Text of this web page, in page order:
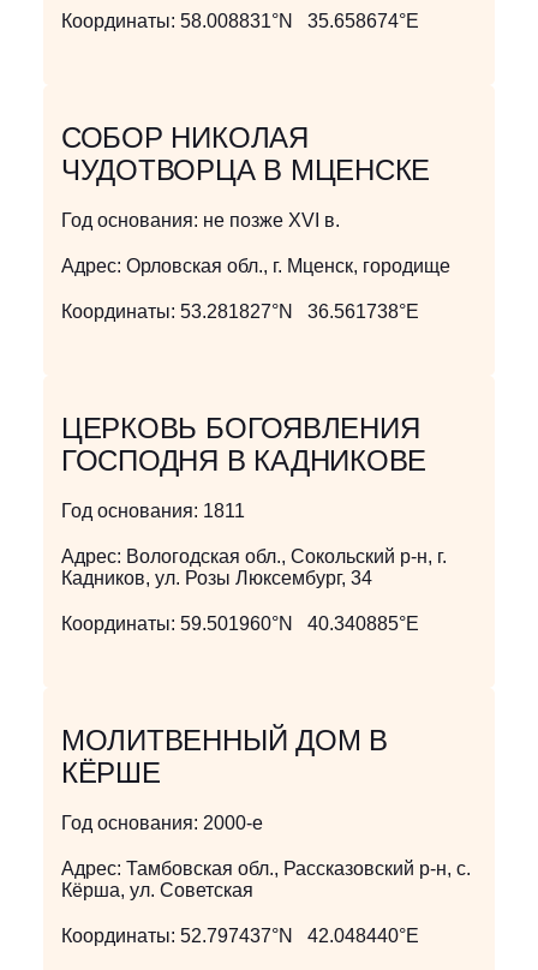
Координаты: 58.008831°N 35.658674°E
СОБОР НИКОЛАЯ
ЧУДОТВОРЦА В МЦЕНСКЕ
Год основания: не позже XVI в.
Адрес: Орловская обл., г. Мценск, городище
Координаты: 53.281827°N 36.561738°E
ЦЕРКОВЬ БОГОЯВЛЕНИЯ
ГОСПОДНЯ В КАДНИКОВЕ
Год основания: 1811
Адрес: Вологодская обл., Сокольский р-н, г.
Кадников, ул. Розы Люксембург, 34
Координаты: 59.501960°N 40.340885°E
МОЛИТВЕННЫЙ ДОМ В
КЁРШЕ
Год основания: 2000-е
Адрес: Тамбовская обл., Рассказовский р-н, с.
Кёрша, ул. Советская
Координаты: 52.797437°N 42.048440°E